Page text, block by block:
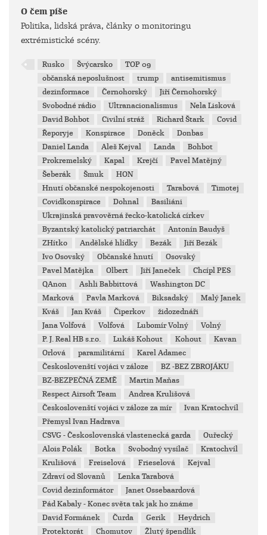
O čem píše
Politika, lidská práva, články o monitoringu
extrémistické scény.
Rusko Švýcarsko
TOP 09
občanská neposlušnost
trump
antisemitismus
dezinformace
Černohorský
Jiří Černohorský
Svobodné rádio
Ultranacionalismus
Nela Lisková
David Bohbot
Civilní stráž Richard Štark
Covid
Řeporyje
Konspirace Doněck
Donbas
Daniel Landa
Aleš Kejval Landa
Bohbot
Prokremelský
Kapal Krejčí
Pavel Matějný
Šeberák
Šmuk
HON
Hnutí občanské nespokojenosti
Tarabová
Timotej
Covidkonspirace
Dohnal
Basiliáni
Ukrajinská pravověrná řecko-katolická církev
Byzantský katolický patriarchát
Antonín Baudyš
ZHítko
Andělské hlídky Bezák
Jiří Bezák
Ivo Osovský
Občanské hnutí
Osovský
Pavel Matějka
Olbert Jiří Janeček
Chcípl PES
QAnon
Ashli Babbittová
Washington DC
Marková
Pavla Marková Biksadský
Malý Janek
Kváš
Jan Kváš Čiperkov
židozednáři
Jana Volfová
Volfová Lubomír Volný
Volný
P. J. Real HB s.r.o.
Lukáš Kohout Kohout
Kavan
Orlová
paramilitární
Karel Adamec
Českoslovenští vojáci v záloze
BZ -BEZ ZBROJÁKU
BZ-BEZPEČNÁ ZEMĚ
Martin Maňas
Respect Airsoft Team
Andrea Krulišová
Českoslovenští vojáci v záloze za mír
Ivan Kratochvíl
Přemysl Ivan Hadrava
CSVG - Československá vlastenecká garda
Ouřecký
Alois Polák
Botka Svobodný vysílač
Kratochvíl
Krulišová
Freiselová Frieselová
Kejval
Zdraví od Slovanů
Lenka Tarabová
Covid dezinformátor
Janet Ossebaardová
Pád Kabaly - Konec světa tak jak ho známe
David Formánek
Čurda Gerik
Heydrich
Protektorát
Chomutov Žlutý špendlík